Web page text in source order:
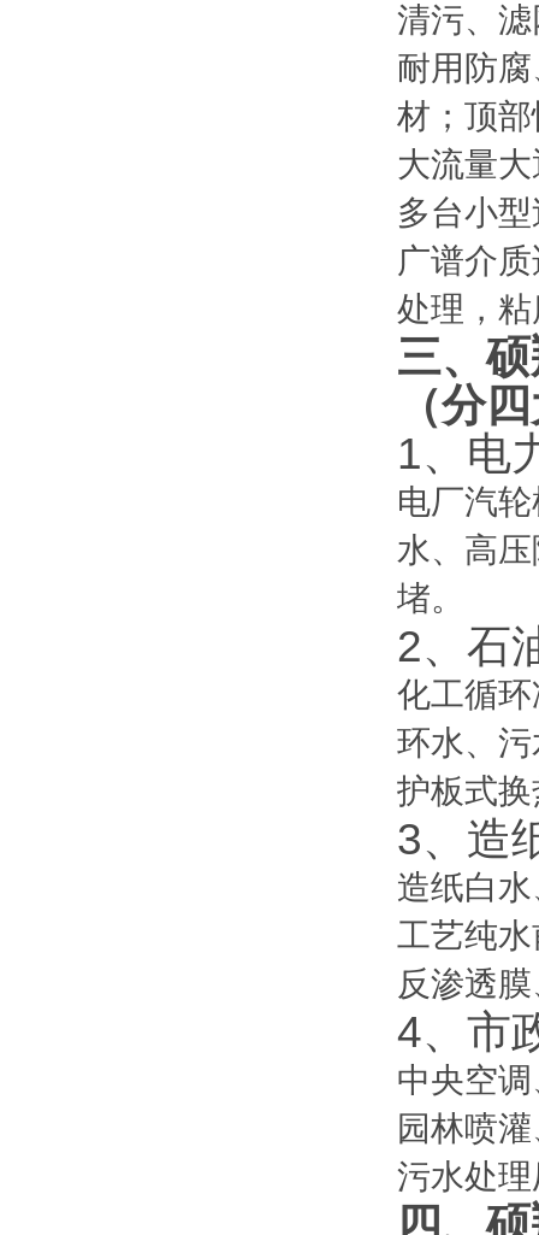
清污、
耐用防
材；顶
大流量
多台小
广谱介
处理，
三、
（分
1、电
电厂汽
水、高
堵。
2、石
化工循
环水、
护板式
3、造
造纸白
工艺纯
反渗透
4、市
中央空
园林喷
污水处
四、